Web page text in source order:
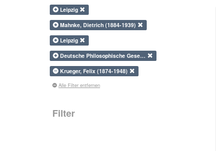
Leipzig
Mahnke, Dietrich (1884-1939)
Leipzig
Deutsche Philosophische Gese…
Krueger, Felix (1874-1948)
Alle Filter entfernen
Filter